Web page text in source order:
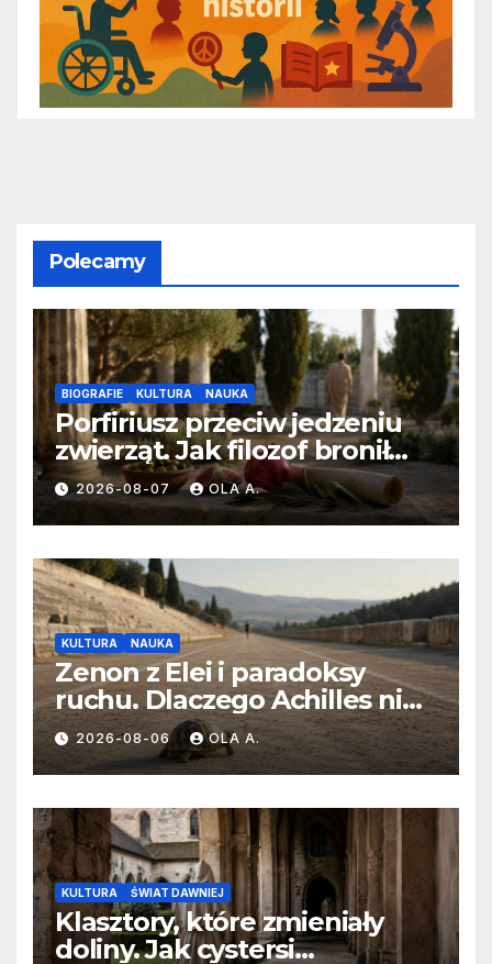
Polecamy
BIOGRAFIE KULTURA NAUKA
Porfiriusz przeciw jedzeniu
zwierząt. Jak filozof bronił
diety bez mięsa?
2026-08-07 OLA A.
KULTURA NAUKA
Zenon z Elei i paradoksy
ruchu. Dlaczego Achilles nie
dogania żółwia?
2026-08-06 OLA A.
KULTURA ŚWIAT DAWNIEJ
Klasztory, które zmieniały
doliny. Jak cystersi